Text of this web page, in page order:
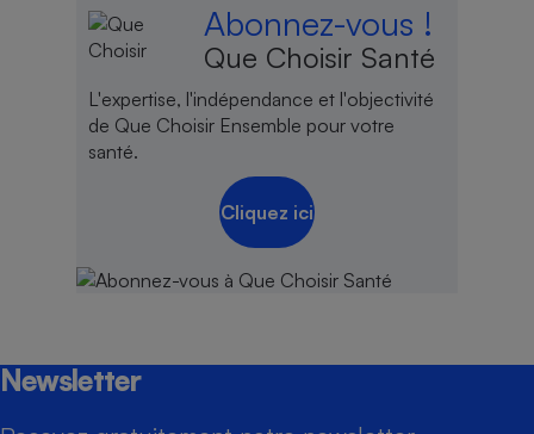
Abonnez-vous !
Que Choisir Santé
L'expertise, l'indépendance et l'objectivité
de Que Choisir Ensemble pour votre
santé.
Cliquez ici
Newsletter